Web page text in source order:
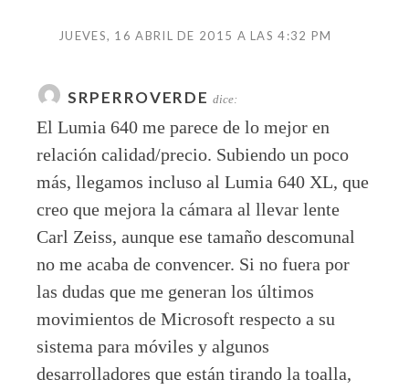
JUEVES, 16 ABRIL DE 2015 A LAS 4:32 PM
SRPERROVERDE dice:
El Lumia 640 me parece de lo mejor en
relación calidad/precio. Subiendo un poco
más, llegamos incluso al Lumia 640 XL, que
creo que mejora la cámara al llevar lente
Carl Zeiss, aunque ese tamaño descomunal
no me acaba de convencer. Si no fuera por
las dudas que me generan los últimos
movimientos de Microsoft respecto a su
sistema para móviles y algunos
desarrolladores que están tirando la toalla,